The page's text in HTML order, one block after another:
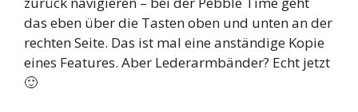
das eben über die Tasten oben und unten an der
rechten Seite. Das ist mal eine anständige Kopie
eines Features. Aber Lederarmbänder? Echt jetzt
🙂